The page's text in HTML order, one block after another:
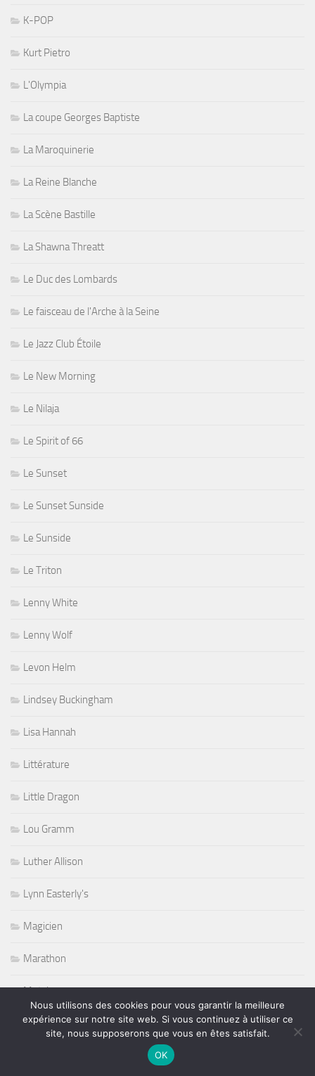
K-POP
Kurt Pietro
L'Olympia
La coupe Georges Baptiste
La Maroquinerie
La Reine Blanche
La Scène Bastille
La Shawna Threatt
Le Duc des Lombards
Le faisceau de l'Arche à la Seine
Le Jazz Club Étoile
Le New Morning
Le Nilaja
Le Spirit of 66
Le Sunset
Le Sunset Sunside
Le Sunside
Le Triton
Lenny White
Lenny Wolf
Levon Helm
Lindsey Buckingham
Lisa Hannah
Littérature
Little Dragon
Lou Gramm
Luther Allison
Lynn Easterly's
Magicien
Marathon
Metalcore
Michael Jackson
Nous utilisons des cookies pour vous garantir la meilleure
expérience sur notre site web. Si vous continuez à utiliser ce
site, nous supposerons que vous en êtes satisfait.
OK